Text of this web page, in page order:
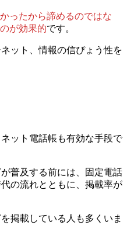
ったから諦めるのではな
が効果的です。
ット、情報の信ぴょう性を
ット電話帳も有効な手段で
普及する前には、固定電話
の流れとともに、掲載率が
掲載している人も多くいま